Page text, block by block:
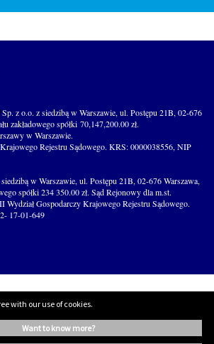
z o.o. z siedzibą w Warszawie, ul. Postępu 21B, 02-676
zakładowego spółki 70,147,200.00 zł.
w Warszawie.
Rejestru Sądowego. KRS: 0000038556, NIP
w Warszawie, ul. Postępu 21B, 02-676 Warszawa,
spółki 234 350.00 zł. Sąd Rejonowy dla m.st.
Wydział Gospodarczy Krajowego Rejestru Sądowego.
17-01-649
with our use of cookies.
want to know more?